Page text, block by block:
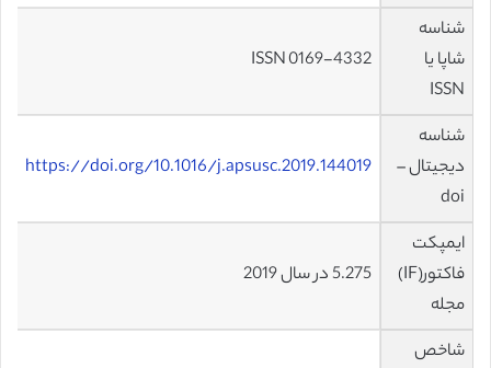
شناسه
شاپا یا
ISSN
ISSN 0169-4332
شناسه
دیجیتال –
doi
https://doi.org/10.1016/j.apsusc.2019.144019
ایمپکت
فاکتور(IF)
مجله
5.275 در سال 2019
شاخص